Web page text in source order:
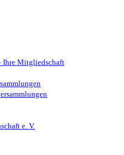
Ihre Mitgliedschaft
e. V.